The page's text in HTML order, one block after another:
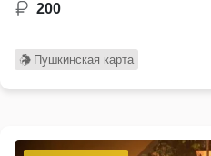
200
Пушкинская карта